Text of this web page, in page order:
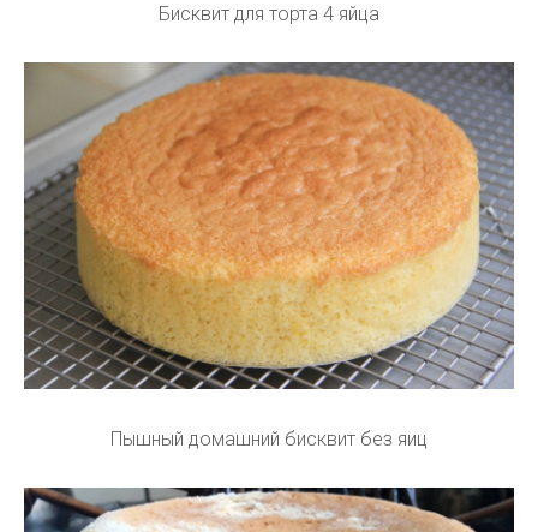
Бисквит для торта 4 яйца
Пышный домашний бисквит без яиц